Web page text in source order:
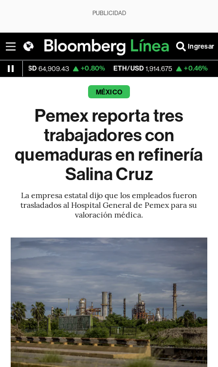
PUBLICIDAD
Ingresar
64,909.43 +0.80% ETH/USD 1,914.675 +0.46% Visa
MÉXICO
Pemex reporta tres
trabajadores con
quemaduras en refinería
Salina Cruz
La empresa estatal dijo que los empleados fueron
trasladados al Hospital General de Pemex para su
valoración médica.